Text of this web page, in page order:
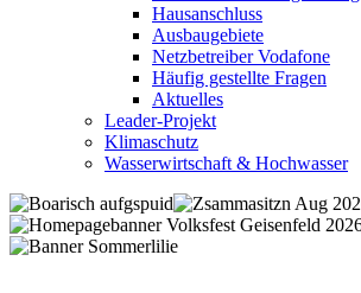
Hausanschluss
Ausbaugebiete
Netzbetreiber Vodafone
Häufig gestellte Fragen
Aktuelles
Leader-Projekt
Klimaschutz
Wasserwirtschaft & Hochwasser